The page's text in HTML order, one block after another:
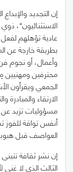
إن التجديد
الاستثنائيون“،
عادية تؤهلهم
بطريقة خارجة عن
وأعمال، أو نجوم
محترفين ومهنيين
الجمعي ويقرأون
الارتقاء
مسؤوليات تزيد عن
أنفس تواقة
العواصف قبل
إن نشر ثقافة تتبنى
الثالث الذي لا